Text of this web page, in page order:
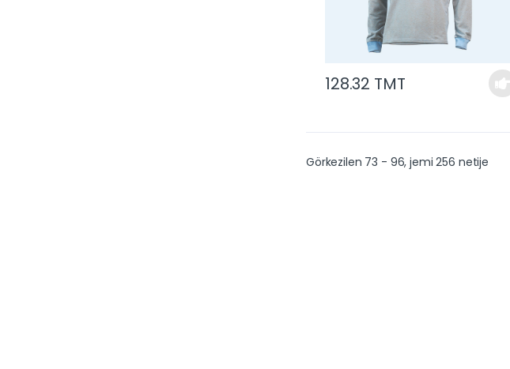
128.32 TMT
Görkezilen 73 - 96, jemi 256 netije